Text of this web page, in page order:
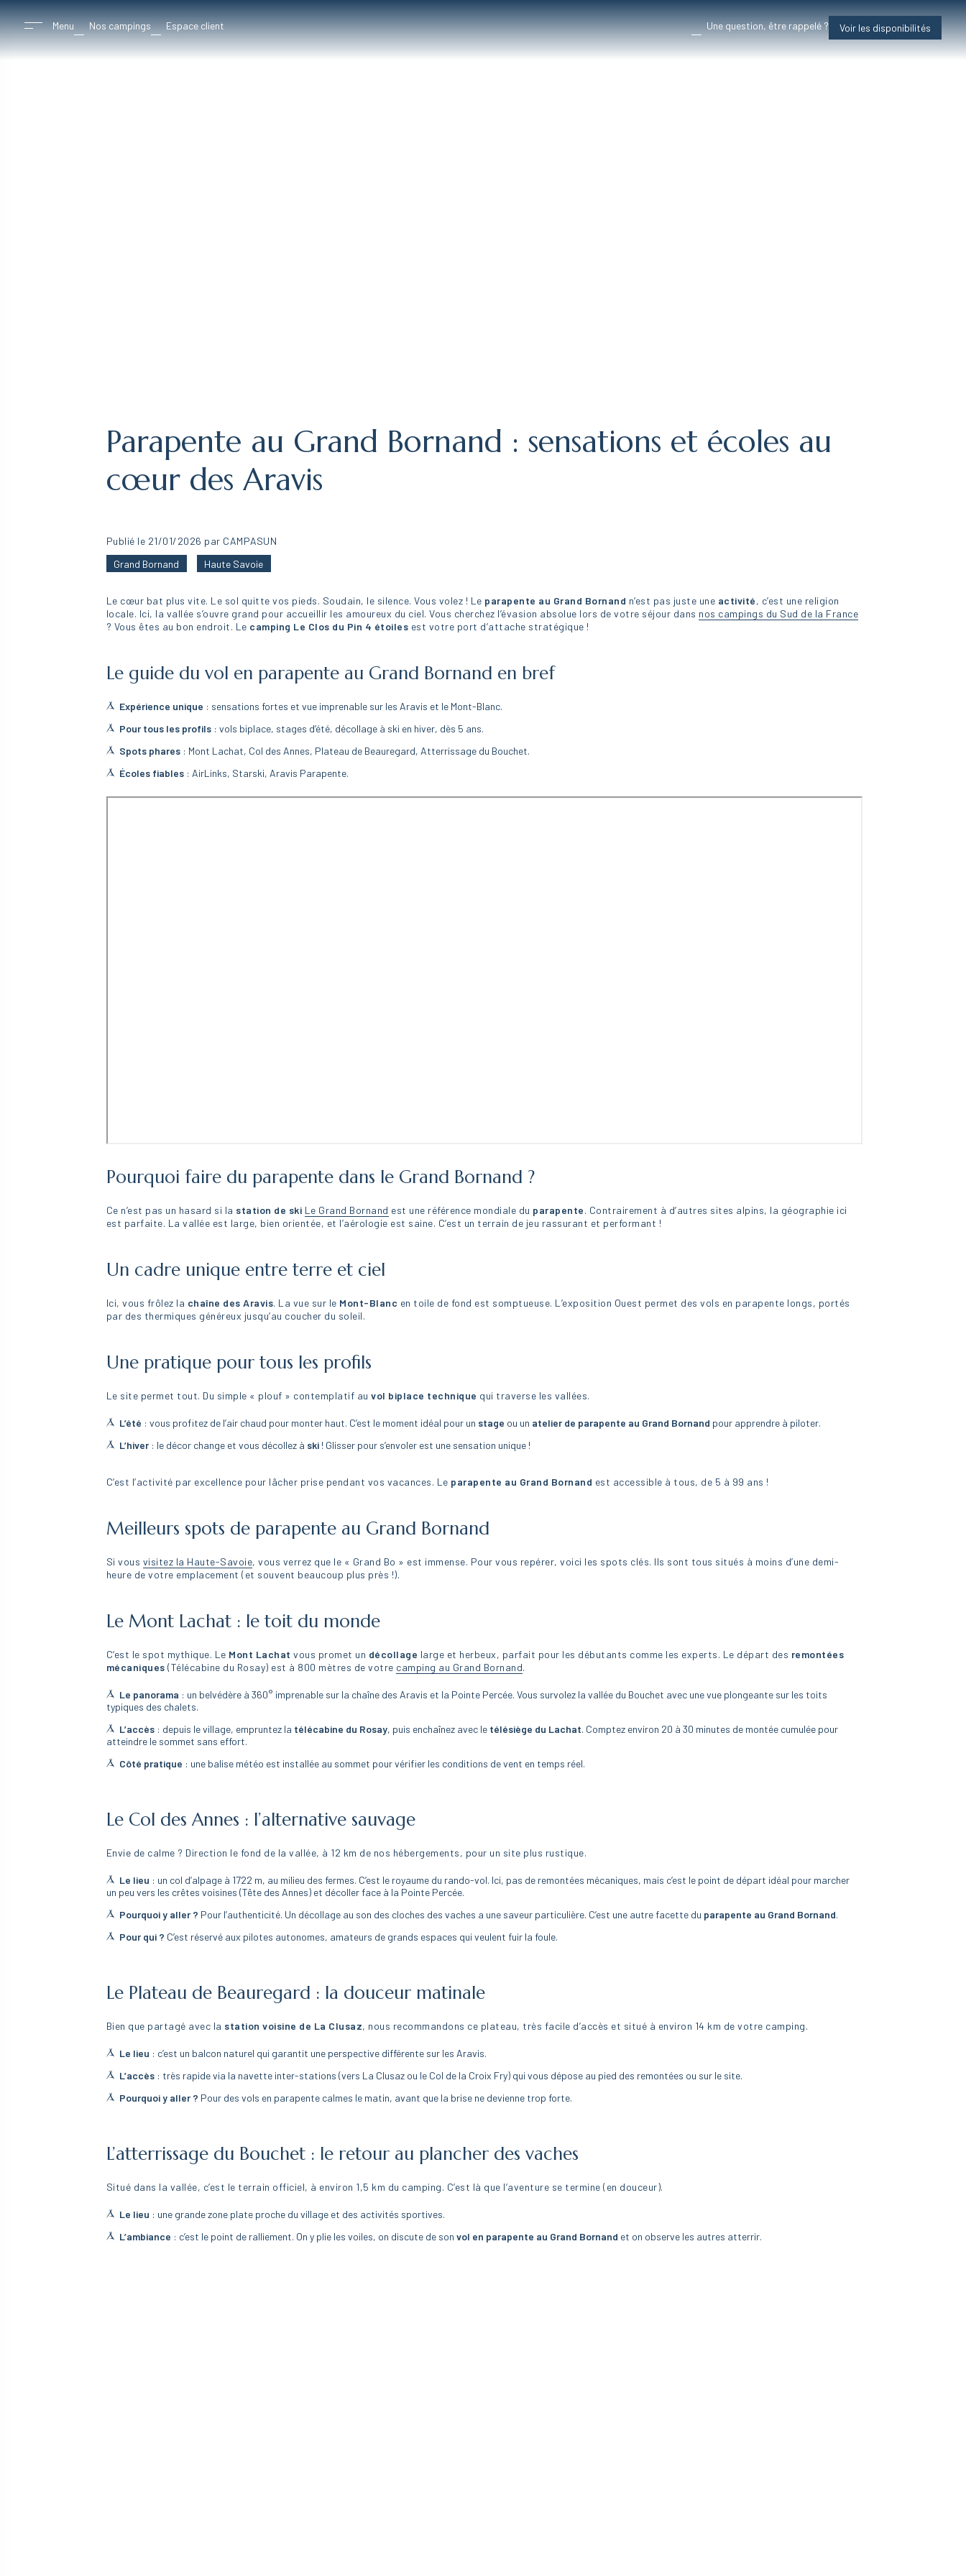
Menu Nos campings Espace client Une question, être rappelé ? Voir les disponibilités
Parapente au Grand Bornand : sensations et écoles au
cœur des Aravis
Publié le 21/01/2026 par CAMPASUN
Grand Bornand
Haute Savoie
Le cœur bat plus vite. Le sol quitte vos pieds. Soudain, le silence. Vous volez ! Le parapente au Grand Bornand n’est pas juste une activité, c’est une religion
locale. Ici, la vallée s’ouvre grand pour accueillir les amoureux du ciel. Vous cherchez l’évasion absolue lors de votre séjour dans nos campings du Sud de la France
? Vous êtes au bon endroit. Le camping Le Clos du Pin 4 étoiles est votre port d’attache stratégique !
Le guide du vol en parapente au Grand Bornand en bref
Expérience unique : sensations fortes et vue imprenable sur les Aravis et le Mont-Blanc.
Pour tous les profils : vols biplace, stages d’été, décollage à ski en hiver, dès 5 ans.
Spots phares : Mont Lachat, Col des Annes, Plateau de Beauregard, Atterrissage du Bouchet.
Écoles fiables : AirLinks, Starski, Aravis Parapente.
Pourquoi faire du parapente dans le Grand Bornand ?
Ce n’est pas un hasard si la station de ski Le Grand Bornand est une référence mondiale du parapente. Contrairement à d’autres sites alpins, la géographie ici
est parfaite. La vallée est large, bien orientée, et l’aérologie est saine. C’est un terrain de jeu rassurant et performant !
Un cadre unique entre terre et ciel
Ici, vous frôlez la chaîne des Aravis. La vue sur le Mont-Blanc en toile de fond est somptueuse. L’exposition Ouest permet des vols en parapente longs, portés
par des thermiques généreux jusqu’au coucher du soleil.
Une pratique pour tous les profils
Le site permet tout. Du simple « plouf » contemplatif auvol biplace technique qui traverse les vallées.
L’été : vous profitez de l’air chaud pour monter haut. C’est le moment idéal pour un stage ou un atelier de parapente au Grand Bornand pour apprendre à piloter.
L’hiver: le décor change et vous décollez à ski ! Glisser pour s’envoler est une sensation unique !
C’est l’activité par excellence pour lâcher prise pendant vos vacances. Le parapente au Grand Bornand est accessible à tous, de 5 à 99 ans !
Meilleurs spots de parapente au Grand Bornand
Si vous visitez la Haute-Savoie, vous verrez que le « Grand Bo » est immense. Pour vous repérer, voici les spots clés. Ils sont tous situés à moins d’une demi-
heure de votre emplacement (et souvent beaucoup plus près !).
Le Mont Lachat : le toit du monde
C’est le spot mythique. Le Mont Lachat vous promet un décollage large et herbeux, parfait pour les débutants comme les experts. Le départ des remontées
mécaniques (Télécabine du Rosay) est à 800 mètres de votre camping au Grand Bornand.
Le panorama : un belvédère à 360° imprenable sur la chaîne des Aravis et la Pointe Percée. Vous survolez la vallée du Bouchet avec une vue plongeante sur les toits
typiques des chalets.
L’accès : depuis le village, empruntez la télécabine du Rosay, puis enchaînez avec le télésiège du Lachat. Comptez environ 20 à 30 minutes de montée cumulée pour
atteindre le sommet sans effort.
Côté pratique : une balise météo est installée au sommet pour vérifier les conditions de vent en temps réel.
Le Col des Annes : l’alternative sauvage
Envie de calme ? Direction le fond de la vallée, à 12 km de nos hébergements, pour un site plus rustique.
Le lieu : un col d’alpage à 1722 m, au milieu des fermes. C’est le royaume du rando-vol. Ici, pas de remontées mécaniques, mais c’est le point de départ idéal pour marcher
un peu vers les crêtes voisines (Tête des Annes) et décoller face à la Pointe Percée.
Pourquoi y aller ? Pour l’authenticité. Un décollage au son des cloches des vaches a une saveur particulière. C’est une autre facette du parapente au Grand Bornand.
Pour qui ? C’est réservé aux pilotes autonomes, amateurs de grands espaces qui veulent fuir la foule.
Le Plateau de Beauregard : la douceur matinale
Bien que partagé avec la station voisine de La Clusaz, nous recommandons ce plateau, très facile d’accès et situé à environ 14 km de votre camping.
Le lieu : c’est un balcon naturel qui garantit une perspective différente sur les Aravis.
L’accès : très rapide via la navette inter-stations (vers La Clusaz ou le Col de la Croix Fry) qui vous dépose au pied des remontées ou sur le site.
Pourquoi y aller ? Pour des vols en parapente calmes le matin, avant que la brise ne devienne trop forte.
L’atterrissage du Bouchet : le retour au plancher des vaches
Situé dans la vallée, c’est le terrain officiel, à environ 1,5 km du camping. C’est là que l’aventure se termine (en douceur).
Le lieu : une grande zone plate proche du village et des activités sportives.
L’ambiance : c’est le point de ralliement. On y plie les voiles, on discute de sonvol en parapente au Grand Bornand et on observe les autres atterrir.